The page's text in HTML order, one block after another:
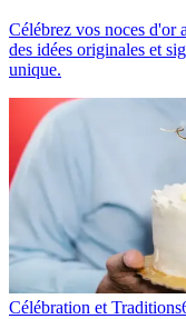
Célébrez vos noces d'or
des idées originales et
unique.
Célébration et Traditions